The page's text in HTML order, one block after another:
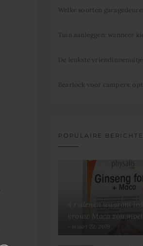
Welke soorten
POPULAIRE
4 redenen waarom
vrouw Maca zou
gebruiken
maart 22, 2019